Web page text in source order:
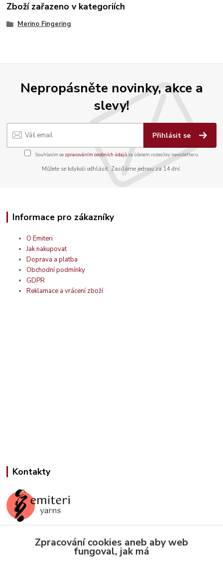
Zboží zařazeno v kategoriích
Merino Fingering
Nepropásněte novinky, akce a
slevy!
Přihlásit se
Souhlasím se zpracováním osobních údajůza účelem rozesílky newsletteru.
Můžete se kdykoli odhlásit. Zasíláme jednou za 14 dní.
Informace pro zákazníky
O Emiteri
Jak nakupovat
Doprava a platba
Obchodní podmínky
GDPR
Reklamace a vrácení zboží
Kontakty
Jana Slámová
+420 608 507 824
Zpracování cookies aneb aby web
fungoval, jak má